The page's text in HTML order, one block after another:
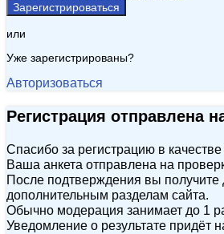
Зарегистрироваться
или
Уже зарегистрированы?
Авторизоваться
Регистрация отправлена
Спасибо за регистрацию в качестве
Ваша анкета отправлена на
После подтверждения вы получите
дополнительным разделам сайта.
Обычно модерация занимает до 1
Уведомление о результате придёт